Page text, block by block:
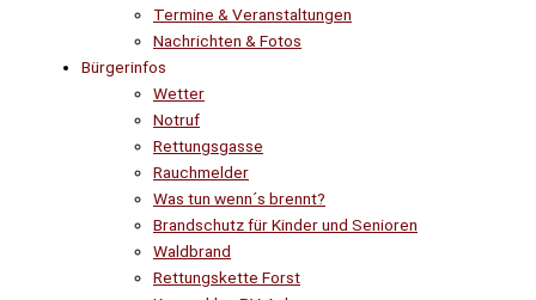
Termine & Veranstaltungen
Nachrichten & Fotos
Bürgerinfos
Wetter
Notruf
Rettungsgasse
Rauchmelder
Was tun wenn´s brennt?
Brandschutz für Kinder und Senioren
Waldbrand
Rettungskette Forst